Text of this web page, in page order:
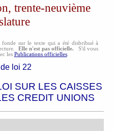
trente-neuvième
sur le texte qui a été disbribué à
Elle n'est pas officielle. S'il vous
les Publications officielles.
loi 22
SUR LES CAISSES
CREDIT UNIONS